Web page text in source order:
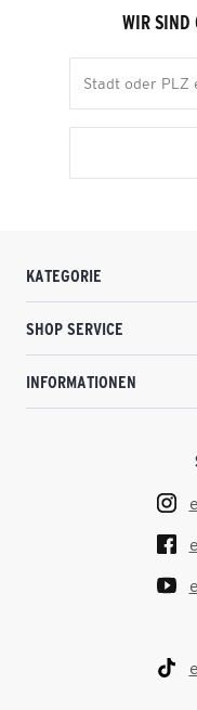
WIR SIND
KATEGORIE
SHOP SERVICE
INFORMATIONEN